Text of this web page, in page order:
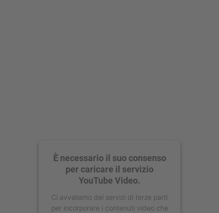
È necessario il suo consenso
per caricare il servizio
YouTube Video.
Ci avvaliamo dei servizi di terze parti
per incorporare i contenuti video che